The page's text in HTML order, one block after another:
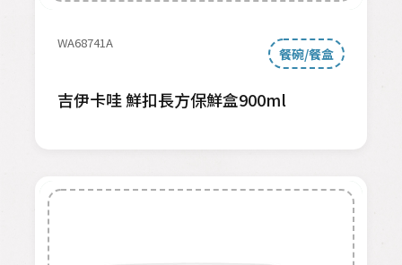
WA68741A
餐碗/餐盒
吉伊卡哇 鮮扣長方保鮮盒900ml